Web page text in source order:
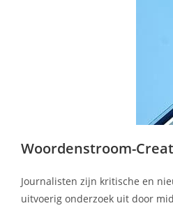
Woordenstroom-
Journalisten zijn kritische en
uitvoerig onderzoek uit door